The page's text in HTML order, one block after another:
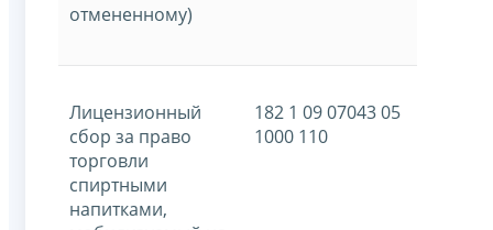
отмененному)
Лицензионный
сбор за право
торговли
спиртными
напитками,
182 1 09 07043 05
1000 110